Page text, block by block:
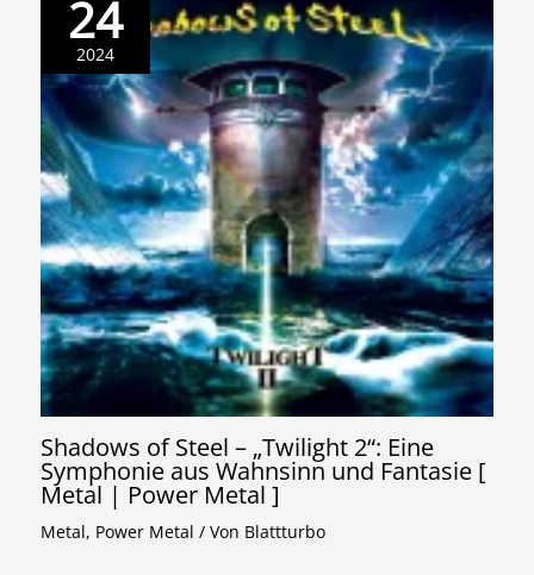
24
2024
Shadows of Steel – „Twilight 2“: Eine
Symphonie aus Wahnsinn und Fantasie [
Metal | Power Metal ]
Metal, Power Metal / Von Blattturbo